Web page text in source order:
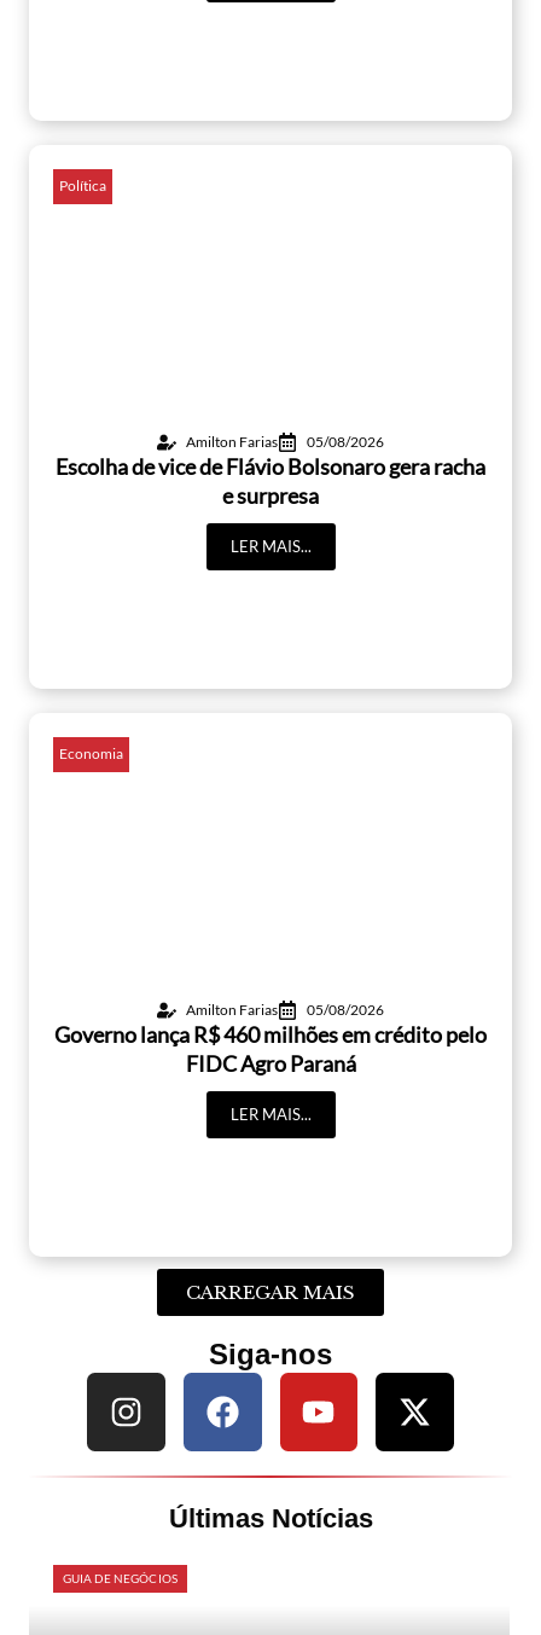
Política
Amilton Farias 05/08/2026
Escolha de vice de Flávio Bolsonaro gera racha
e surpresa
LER MAIS...
Economia
Amilton Farias 05/08/2026
Governo lança R$ 460 milhões em crédito pelo
FIDC Agro Paraná
LER MAIS...
CARREGAR MAIS
Siga-nos
Últimas Notícias
GUIA DE NEGÓCIOS